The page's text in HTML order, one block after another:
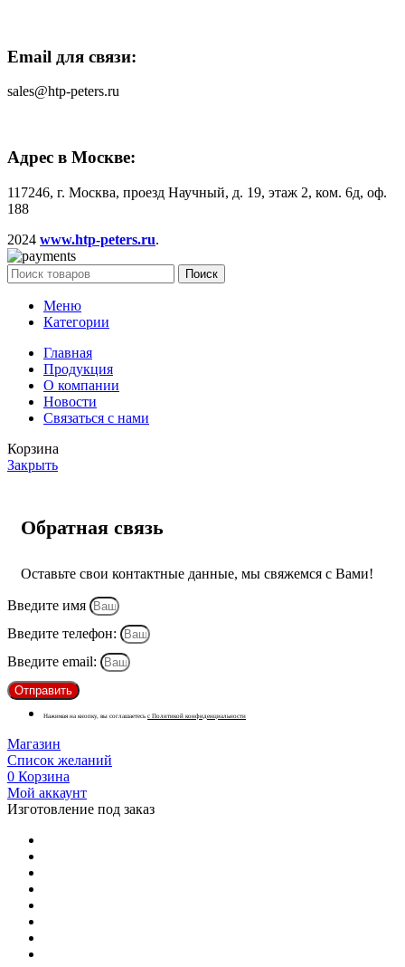
Email для связи:
sales@htp-peters.ru
Адрес в Москве:
117246, г. Москва, проезд Научный, д. 19, этаж 2, ком. 6д, оф.
188
2024 www.htp-peters.ru.
Поиск
Меню
Категории
Главная
Продукция
О компании
Новости
Связаться с нами
Корзина
Закрыть
Обратная связь
Оставьте свои контактные данные, мы свяжемся с Вами!
Введите имя
Введите телефон:
Введите email:
Отправить
Нажимая на кнопку, вы соглашаетесь с Политикой конфиденциальности
Магазин
Список желаний
0 Корзина
Мой аккаунт
Изготовление под заказ